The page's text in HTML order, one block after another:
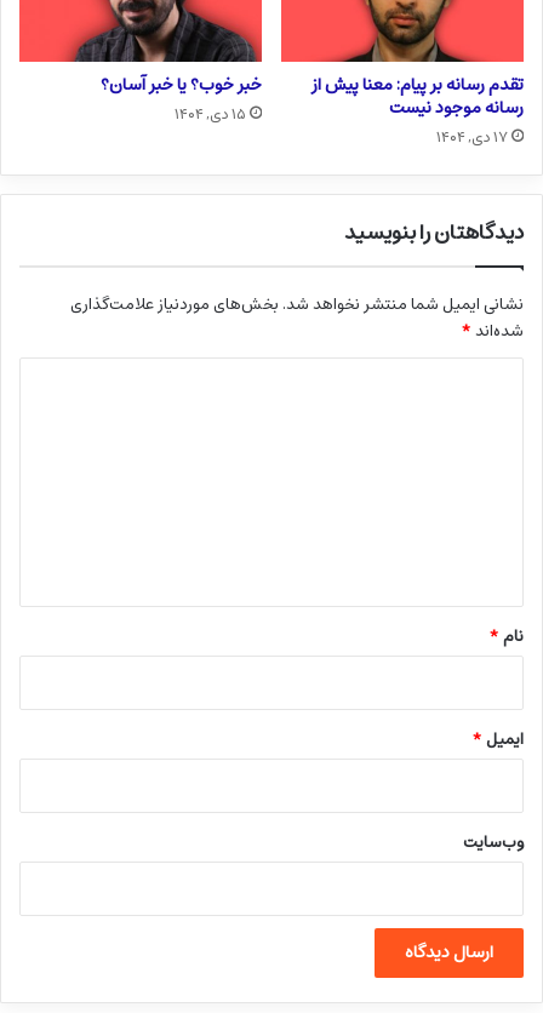
تقدم رسانه بر پیام: معنا پیش از
رسانه موجود نیست
۱۷ دی, ۱۴۰۴
خبر خوب؟ یا خبر آسان؟
۱۵ دی, ۱۴۰۴
دیدگاهتان را بنویسید
نشانی ایمیل شما منتشر نخواهد شد. بخش‌های موردنیاز علامت‌گذاری
شده‌اند*
نام*
ایمیل*
وب‌سایت